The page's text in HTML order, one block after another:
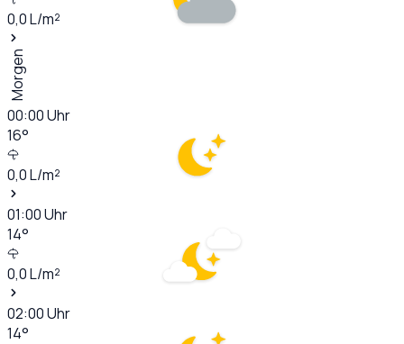
0,0L/m²
Morgen
00:00Uhr
16°
0,0L/m²
01:00Uhr
14°
0,0L/m²
02:00Uhr
14°